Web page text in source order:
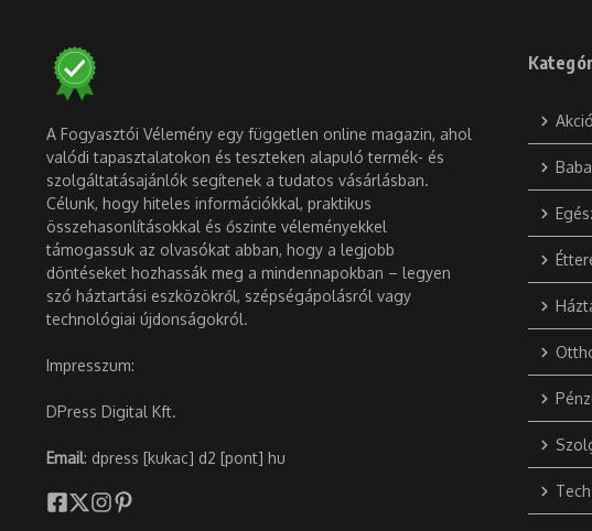
A Fogyasztói Vélemény egy független online magazin, ahol
valódi tapasztalatokon és teszteken alapuló termék- és
szolgáltatásajánlók segítenek a tudatos vásárlásban.
Célunk, hogy hiteles információkkal, praktikus
összehasonlításokkal és őszinte véleményekkel
támogassuk az olvasókat abban, hogy a legjobb
döntéseket hozhassák meg a mindennapokban – legyen
szó háztartási eszközökről, szépségápolásról vagy
technológiai újdonságokról.
Impresszum:
DPress Digital Kft.
Email: dpress [kukac] d2 [pont] hu
Tech